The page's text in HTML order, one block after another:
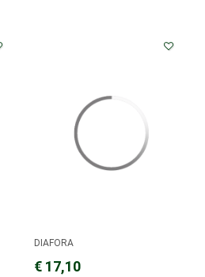
DIAFORA
€ 17,10